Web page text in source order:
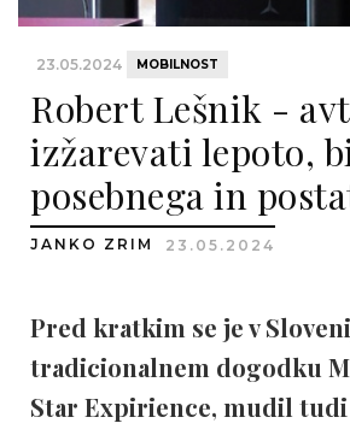
23.05.2024 MOBILNOST
Robert Lešnik -
izžarevati lepoto,
posebnega in
JANKO ZRIM 23.05.2024
Pred kratkim se je v
tradicionalnem dogodku
Star Expirience, mudil